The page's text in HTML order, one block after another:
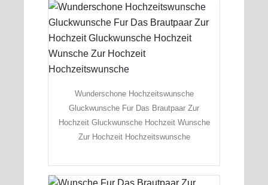
Wunderschone Hochzeitswunsche
Gluckwunsche Fur Das Brautpaar Zur
Hochzeit Gluckwunsche Hochzeit Wunsche
Zur Hochzeit Hochzeitswunsche